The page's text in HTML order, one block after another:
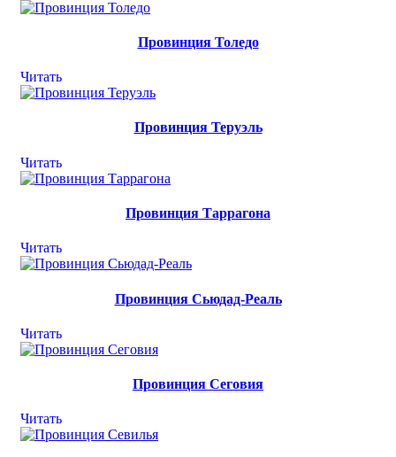
Провинция Толедо
Читать
Провинция Теруэль
Читать
Провинция Таррагона
Читать
Провинция Сьюдад-Реаль
Читать
Провинция Сеговия
Читать